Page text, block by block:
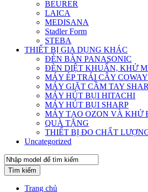
BEURER
LAICA
MEDISANA
Stadler Form
STEBA
THIẾT BỊ GIA DỤNG KHÁC
ĐÈN BÀN PANASONIC
ĐÈN DIỆT KHUẨN, KHỬ
MÁY ÉP TRÁI CÂY COWAY
MÁY GIẶT CẦM TAY
MÁY HÚT BỤI HITACHI
MÁY HÚT BỤI SHARP
MÁY TẠO OZON VÀ KHỬ
QUÀ TẶNG
THIẾT BỊ ĐO CHẤT
Uncategorized
Tìm kiếm
Trang chủ